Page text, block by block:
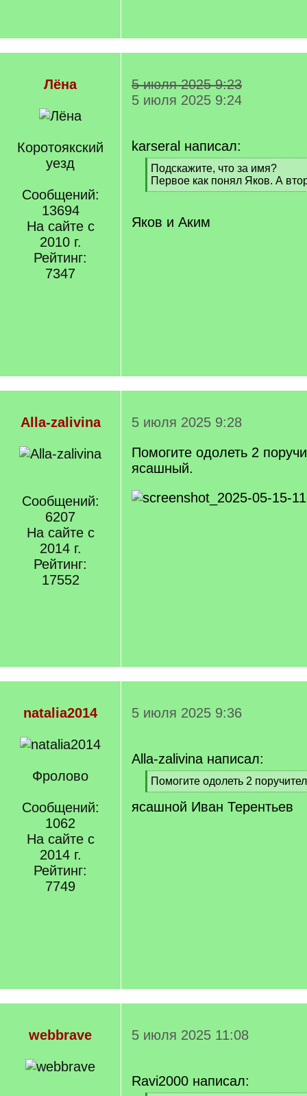
Лёна
Коротоякский
уезд
Сообщений:
13694
На сайте с
2010 г.
Рейтинг:
7347
5 июля 2025 9:23
5 июля 2025 9:24
karseral написал:
[
q
]
Подскажите, что за имя?
Первое как понял Яков. А
[
q
]
Яков и Аким
Alla-zalivina
Сообщений:
6207
На сайте с
2014 г.
Рейтинг:
17552
5 июля 2025 9:28
Помогите одолеть 2
ясашный.
natalia2014
Фролово
Сообщений:
1062
На сайте с
2014 г.
Рейтинг:
7749
5 июля 2025 9:36
Alla-zalivina написал:
[
q
]
Помогите одолеть 2
[
/
ясашной Иван Терентьев
webbrave 5 июля 2025 11:08
Ravi2000 написал: